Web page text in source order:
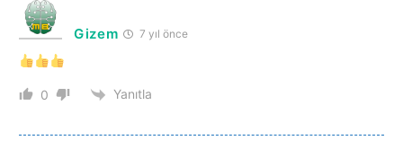
Gizem 7 yıl önce
0 Yanıtla